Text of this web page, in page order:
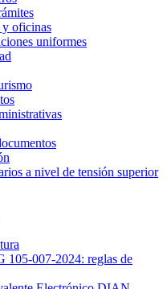
y oficinas
uniformes
a nivel de tensión superior
105-007-2024: reglas de